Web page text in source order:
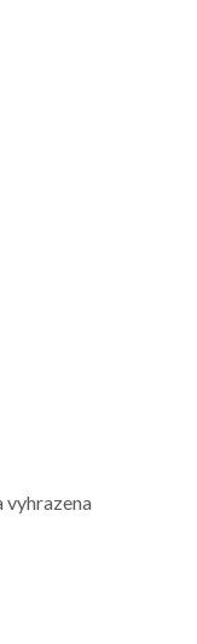
vyhrazena